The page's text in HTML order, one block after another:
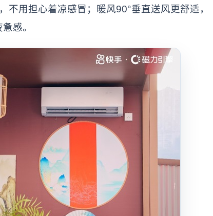
不用担心着凉感冒；暖风90°垂直送风更舒适，
感。